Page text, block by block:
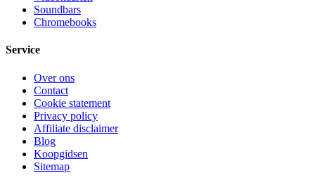
Soundbars
Chromebooks
Service
Over ons
Contact
Cookie statement
Privacy policy
Affiliate disclaimer
Blog
Koopgidsen
Sitemap